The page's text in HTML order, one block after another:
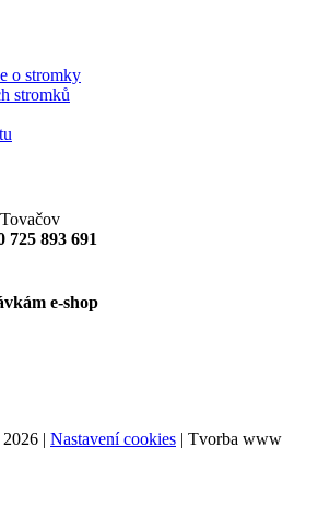
o stromky
stromků
725 893 691
e-shop
2026 | Nastavení cookies | Tvorba www